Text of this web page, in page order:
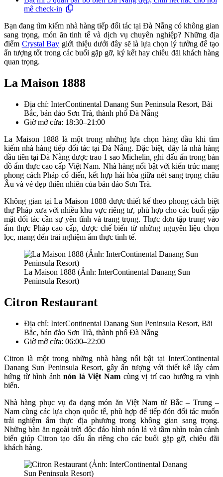
mê check-in
Bạn đang tìm kiếm nhà hàng tiếp đối tác tại Đà Nẵng có không gian
sang trọng, món ăn tinh tế và dịch vụ chuyên nghiệp? Những địa
điểm Crystal Bay giới thiệu dưới đây sẽ là lựa chọn lý tưởng để tạo
ấn tượng tốt trong các buổi gặp gỡ, ký kết hay chiêu đãi khách hàng
quan trọng.
La Maison 1888
Địa chỉ: InterContinental Danang Sun Peninsula Resort, Bãi
Bắc, bán đảo Sơn Trà, thành phố Đà Nẵng
Giờ mở cửa: 18:30–21:00
La Maison 1888 là một trong những lựa chọn hàng đầu khi tìm
kiếm nhà hàng tiếp đối tác tại Đà Nẵng. Đặc biệt, đây là nhà hàng
đầu tiên tại Đà Nẵng được trao 1 sao Michelin, ghi dấu ấn trong bản
đồ ẩm thực cao cấp Việt Nam. Nhà hàng nổi bật với kiến trúc mang
phong cách Pháp cổ điển, kết hợp hài hòa giữa nét sang trọng châu
Âu và vẻ đẹp thiên nhiên của bán đảo Sơn Trà.
Không gian tại La Maison 1888 được thiết kế theo phong cách biệt
thự Pháp xưa với nhiều khu vực riêng tư, phù hợp cho các buổi gặp
mặt đối tác cần sự yên tĩnh và trang trọng. Thực đơn tập trung vào
ẩm thực Pháp cao cấp, được chế biến từ những nguyên liệu chọn
lọc, mang đến trải nghiệm ẩm thực tinh tế.
La Maison 1888 (Ảnh: InterContinental Danang Sun
Peninsula Resort)
Citron Restaurant
Địa chỉ: InterContinental Danang Sun Peninsula Resort, Bãi
Bắc, bán đảo Sơn Trà, thành phố Đà Nẵng
Giờ mở cửa: 06:00–22:00
Citron là một trong những nhà hàng nổi bật tại InterContinental
Danang Sun Peninsula Resort, gây ấn tượng với thiết kế lấy cảm
hứng từ hình ảnhnón lá Việt Nam cùng vị trí cao hướng ra vịnh
biển.
Nhà hàng phục vụ đa dạng món ăn Việt Nam từ Bắc – Trung –
Nam cùng các lựa chọn quốc tế, phù hợp để tiếp đón đối tác muốn
trải nghiệm ẩm thực địa phương trong không gian sang trọng.
Những bàn ăn ngoài trời độc đáo hình nón lá và tầm nhìn toàn cảnh
biển giúp Citron tạo dấu ấn riêng cho các buổi gặp gỡ, chiêu đãi
khách hàng.